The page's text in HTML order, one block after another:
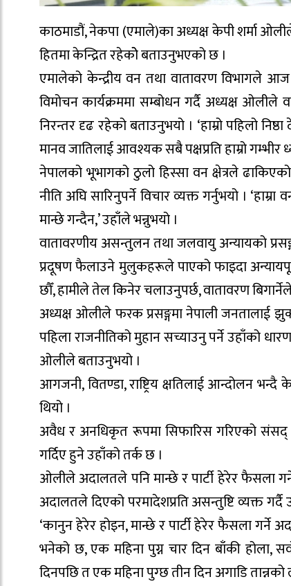
काठमाडौं, नेकपा (एमाले)का अध्यक्ष केपी शर्मा
हितमा केन्द्रित रहेकोे बताउनुभएको छ ।
एमालेको केन्द्रीय वन तथा वातावरण विभागले
विमोचन कार्यक्रममा सम्बोधन गर्दै अध्यक्ष ओलीले
निरन्तर दृढ रहेको बताउनुभयो । ‘हाम्रो पहिलो
मानव जातिलाई आवश्यक सबै पक्षप्रति हाम्रो गम्भीर
नेपालको भूभागको ठुलो हिस्सा वन क्षेत्रले
नीति अघि सारिनुपर्ने विचार व्यक्त गर्नुभयो ।
मान्छे गन्दैन,’ उहाँले भन्नुभयो ।
वातावरणीय असन्तुलन तथा जलवायु अन्यायको
प्रदूषण फैलाउने मुलुकहरूले पाएको फाइदा
छौँ, हामीले तेल किनेर चलाउनुपर्छ, वातावरण
अध्यक्ष ओलीले फरक प्रसङ्गमा नेपाली जनतालाई
पहिला राजनीतिको मुहान सच्याउनु पर्ने उहाँको
ओलीले बताउनुभयो ।
आगजनी, वितण्डा, राष्ट्रिय क्षतिलाई आन्दोलन
थियो ।
अवैध र अनधिकृत रूपमा सिफारिस गरिएको संसद्
गर्दिए हुने उहाँको तर्क छ ।
ओलीले अदालतले पनि मान्छे र पार्टी हेरेर फैसला
अदालतले दिएको परमादेशप्रति असन्तुष्टि व्यक्त
‘कानुन हेरेर होइन, मान्छे र पार्टी हेरेर फैसला गर्ने
भनेको छ, एक महिना पुग्न चार दिन बाँकी होला,
दिनपछि त एक महिना पुग्छ तीन दिन अगाडि